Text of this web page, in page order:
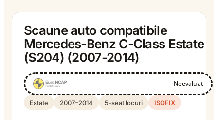
Scaune auto compatibile
Mercedes-Benz C-Class Estate
(S204) (2007-2014)
Neevaluat
Estate 2007–2014 5-seat locuri ISOFIX